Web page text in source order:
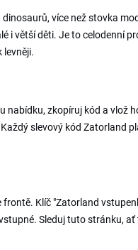
více než stovka
i větší děti. Je to celodenní
levněji.
nabídku, zkopíruj kód a vlož
slevový kód Zatorland
Klíč "Zatorland
Sleduj tuto stránku,